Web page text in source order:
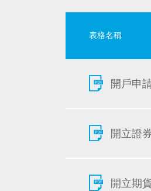
表格名稱
開戶申
開立證
開立期